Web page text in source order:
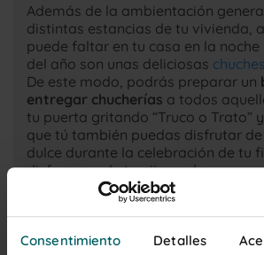
Consentimiento Detalles
Además de la ambientación
distintas estancias de tu vivienda,
puede faltar en tu casa en la
del año son unas deliciosas
De este modo, podrás preparar un
entregar chucherías a todos
tu puerta gritando “Truco o Trato”
que tú también puedas disfrutar
dulce durante la celebración de tu
disfraces o de tu pijamada.